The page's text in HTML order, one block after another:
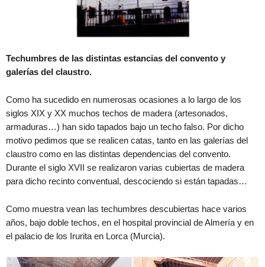
Techumbres de las distintas estancias del convento y
galerías del claustro.
Como ha sucedido en numerosas ocasiones a lo largo de los
siglos XIX y XX muchos techos de madera (artesonados,
armaduras…) han sido tapados bajo un techo falso. Por dicho
motivo pedimos que se realicen catas, tanto en las galerías del
claustro como en las distintas dependencias del convento.
Durante el siglo XVII se realizaron varias cubiertas de madera
para dicho recinto conventual, descociendo si están tapadas…
Como muestra vean las techumbres descubiertas hace varios
años, bajo doble techos, en el hospital provincial de Almería y en
el palacio de los Irurita en Lorca (Murcia).